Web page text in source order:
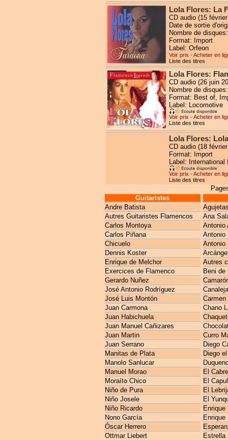
Lola Flores: La
CD audio (15
Date de sortie
Nombre de
Format: Import
Label: Orfeon
Voir prix - Acheter en
Liste des titres
Lola Flores:
CD audio (26 juin
Nombre de
Format: Best of,
Label: Locomotive
Voir prix - Acheter en
Liste des titres
Lola Flores:
CD audio (18
Format: Import
Label: International
Voir prix - Acheter en
Liste des titres
Guitaristes
Andre Batista
Autres Guitaristes Flamencos
Carlos Montoya
Carlos Piñana
Chicuelo
Dennis Koster
Enrique de Melchor
Exercices de Flamenco
Gerardo Nuñez
José Antonio Rodríguez
José Luis Montón
Juan Carmona
Juan Habichuela
Juan Manuel Cañizares
Juan Martin
Juan Serrano
Manitas de Plata
Manolo Sanlucar
Manuel Morao
Moraíto Chico
Niño de Pura
Niño Josele
Niño Ricardo
Nono García
Óscar Herrero
Ottmar Liebert
Ana
Antonio
Antonio
Antonio
Autres
Beni de
Carmen
Chano
Curro
Diego
Diego
El
El
El
El
Enrique
Estrella